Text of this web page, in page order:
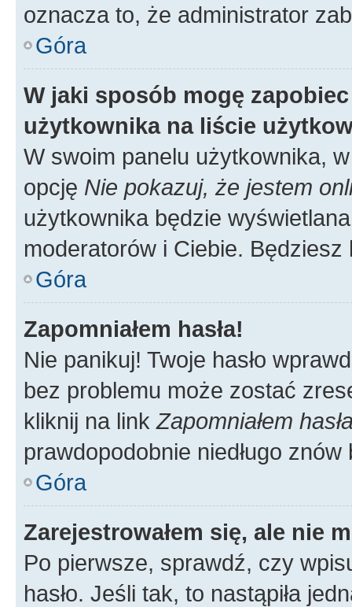
oznacza to, że administrator
Góra
W jaki sposób mogę
użytkownika na liście
W swoim panelu użytkownika,
opcję Nie pokazuj, że jestem
użytkownika będzie
moderatorów i Ciebie.
Góra
Zapomniałem hasła!
Nie panikuj! Twoje hasło
bez problemu może zostać
kliknij na link Zapomniałem
prawdopodobnie niedługo
Góra
Zarejestrowałem się, ale nie
Po pierwsze, sprawdź, czy
hasło. Jeśli tak, to nastąpiła